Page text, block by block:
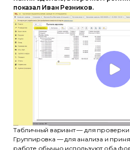
показал Иван Резников.
Табличный вариант — для проверки
Группировка — для анализа и
работе обычно используют оба
Эксперты Партнеры Отзывы
+7 (495) 788-53-26